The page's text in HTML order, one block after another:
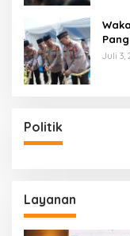
Juli 3,
Politik
Layanan